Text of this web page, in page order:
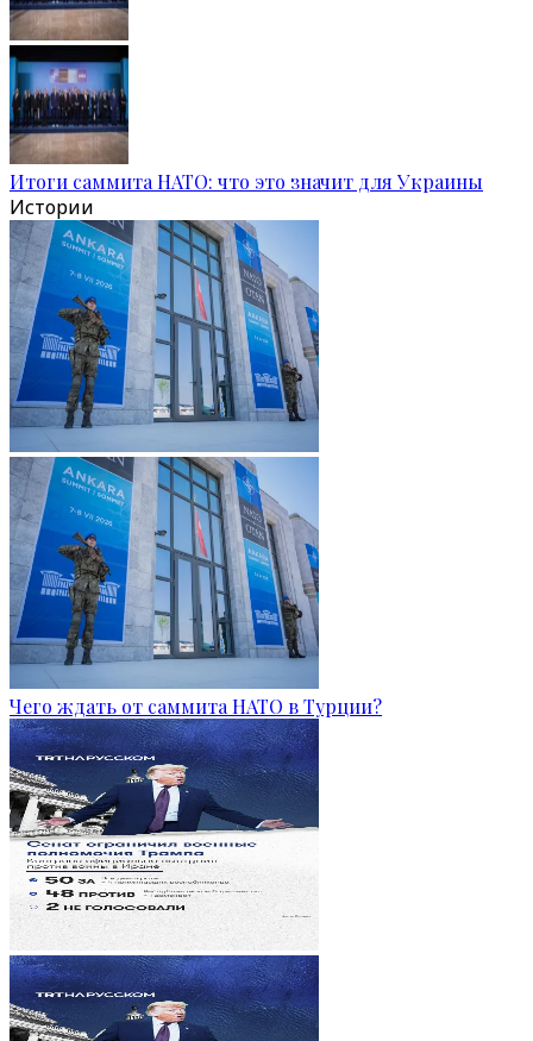
Итоги саммита НАТО: что это значит для Украины
Истории
Чего ждать от саммита НАТО в Турции?